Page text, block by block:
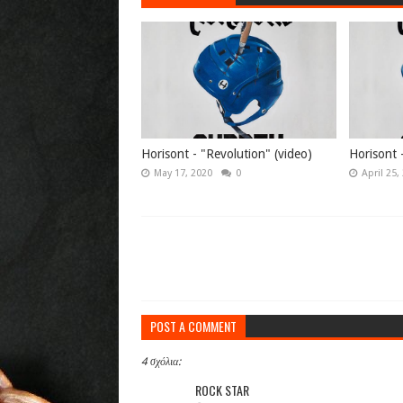
Horisont - "Revolution" (video)
May 17, 2020 0
Horisont
April 25,
POST A COMMENT
4 σχόλια:
ROCK STAR